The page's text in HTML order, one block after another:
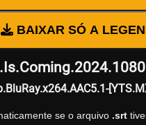
BAIXAR SÓ A
se o arquivo .srt